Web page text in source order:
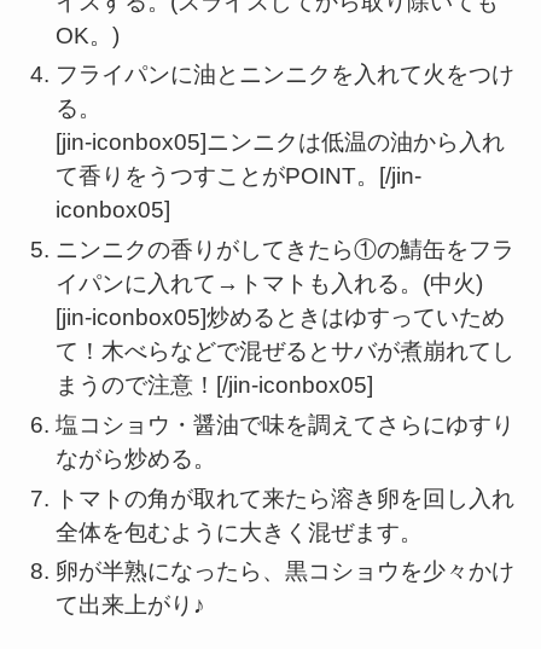
OK。)
フライパンに油とニンニクを入れて火をつけ
る。
[jin-iconbox05]ニンニクは低温の油から入れ
て香りをうつすことがPOINT。[/jin-
iconbox05]
ニンニクの香りがしてきたら①の鯖缶をフラ
イパンに入れて→トマトも入れる。(中火)
[jin-iconbox05]炒めるときはゆすっていため
て！木べらなどで混ぜるとサバが煮崩れてし
まうので注意！[/jin-iconbox05]
塩コショウ・醤油で味を調えてさらにゆすり
ながら炒める。
トマトの角が取れて来たら溶き卵を回し入れ
全体を包むように大きく混ぜます。
卵が半熟になったら、黒コショウを少々かけ
て出来上がり♪